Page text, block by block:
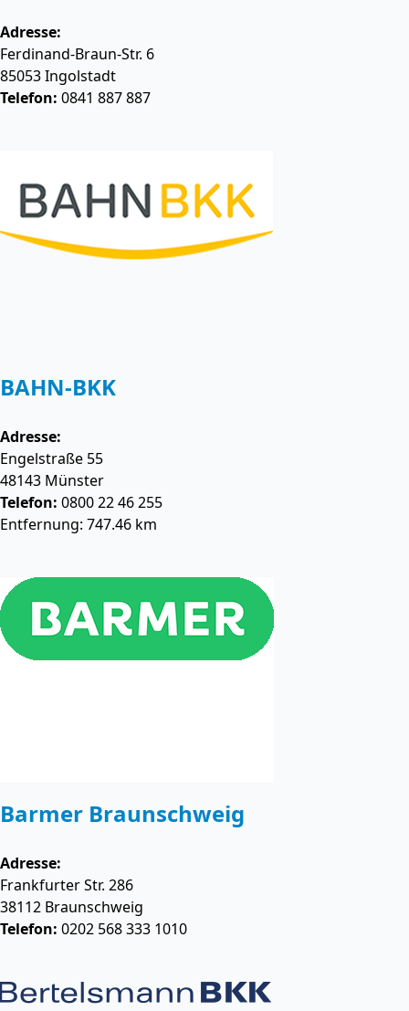
Adresse:
Ferdinand-Braun-Str. 6
85053Ingolstadt
Telefon: 0841 887 887
BAHN-BKK
Adresse:
Engelstraße 55
48143 Münster
Telefon: 0800 22 46 255
Entfernung: 747.46 km
Barmer Braunschweig
Adresse:
Frankfurter Str. 286
38112 Braunschweig
Telefon: 0202 568 333 1010